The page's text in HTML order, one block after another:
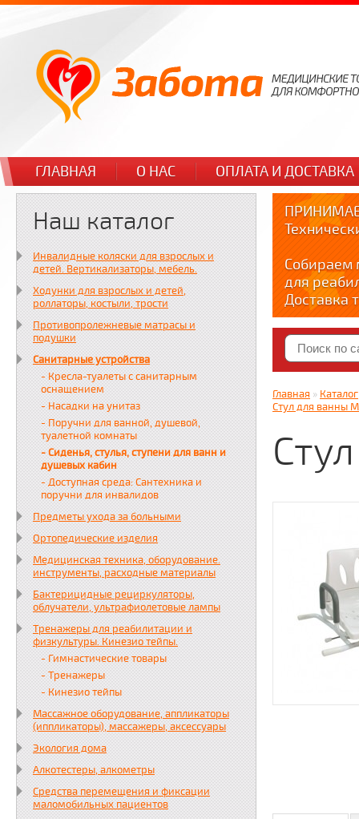
ГЛАВНАЯ О НАС ОПЛАТА И ДОСТАВКА
Наш каталог
Инвалидные коляски для взрослых и
детей. Вертикализаторы, мебель.
Ходунки для взрослых и детей,
роллаторы, костыли, трости
Противопролежневые матрасы и
подушки
Санитарные устройства
- Кресла-туалеты с санитарным
оснащением
- Насадки на унитаз
- Поручни для ванной, душевой,
туалетной комнаты
- Сиденья, стулья, ступени для ванн и
душевых кабин
- Доступная среда: Сантехника и
поручни для инвалидов
Предметы ухода за больными
Ортопедические изделия
Медицинская техника, оборудование.
инструменты, расходные материалы
Бактерицидные рециркуляторы,
облучатели, ультрафиолетовые лампы
Тренажеры для реабилитации и
физкультуры. Кинезио тейпы.
- Гимнастические товары
- Тренажеры
- Кинезио тейпы
Массажное оборудование, аппликаторы
(иппликаторы), массажеры, аксессуары
Экология дома
Алкотестеры, алкометры
Средства перемещения и фиксации
маломобильных пациентов
Собираем
для
Доставка
по тел.
Краткие
Яндекс.
zabota16.ru
Всегда на
Главная » Каталог
Стул для ванны